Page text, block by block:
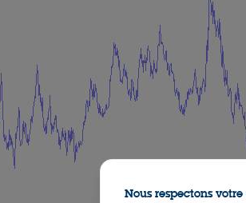
Nous respectons